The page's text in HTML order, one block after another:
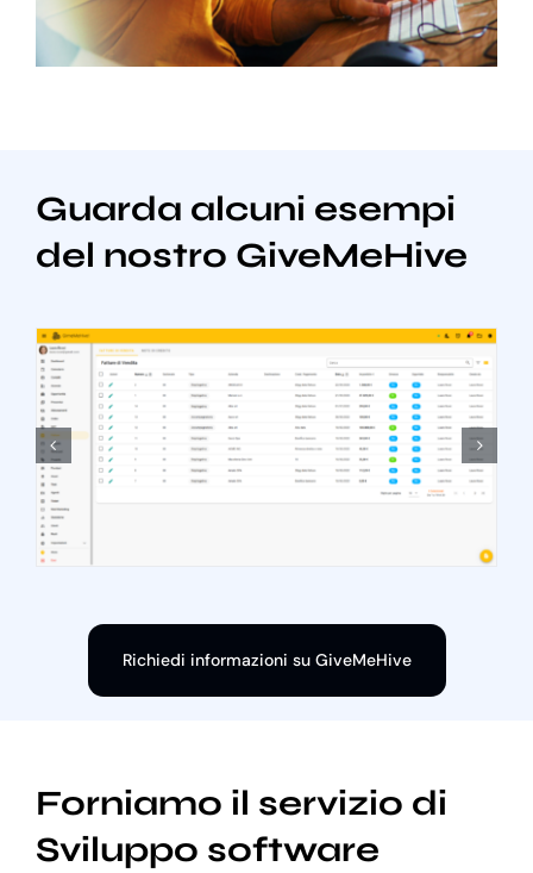
Guarda alcuni esempi
del nostro GiveMeHive
Richiedi informazioni su GiveMeHive
Forniamo il servizio di
Sviluppo software